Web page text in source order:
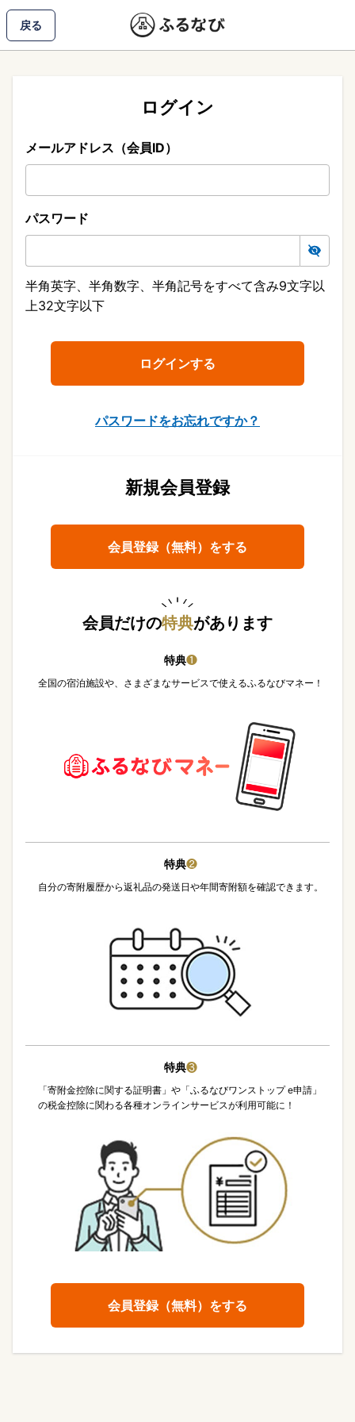
戻る
ログイン
メールアドレス（会員ID）
パスワード
半角英字、半角数字、半角記号をすべて含み9文字以
上32文字以下
パスワードをお忘れですか？
新規会員登録
会員登録（無料）をする
会員だけの特典があります
特典❶
全国の宿泊施設や、さまざまなサービスで使えるふるなびマネー！
特典❷
自分の寄附履歴から返礼品の発送日や年間寄附額を確認できます。
特典❸
「寄附金控除に関する証明書」や「ふるなびワンストップ e申請」
の税金控除に関わる各種オンラインサービスが利用可能に！
会員登録（無料）をする